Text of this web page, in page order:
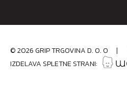
©2026GRIP TRGOVINA D. O. O |
IZDELAVA SPLETNE STRANI: